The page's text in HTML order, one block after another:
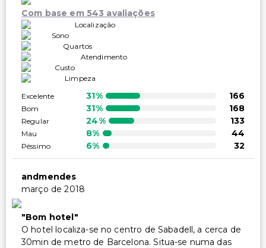
Acessível para cadeira de rodas
Acessibilidade no quarto (em quartos selecionados)
Acessível para cadeira de rodas – não
Outros serviços
Equipa multilíngue
Serviço de lavanderia
Serviço de lavanderia/lavagem a seco
Com base em 543 avaliações
Localização
Sono
Quartos
Atendimento
Custo
Limpeza
Excelente
31% 166
Bom 31% 168
Regular 24% 133
Mau 8% 44
Péssimo 6% 32
andmendes
março de 2018
Bom hotel
O hotel localiza-se no centro de Sabadell, a cerca de
30min de metro de Barcelona. Situa-se numa das